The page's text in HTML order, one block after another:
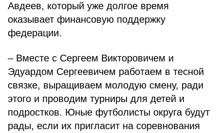
Авдеев, который уже долгое время
оказывает финансовую поддержку
федерации.
– Вместе с Сергеем Викторовичем и
Эдуардом Сергеевичем работаем в тесной
связке, выращиваем молодую смену, ради
этого и проводим турниры для детей и
подростков. Юные футболисты округа будут
рады, если их пригласит на соревнования